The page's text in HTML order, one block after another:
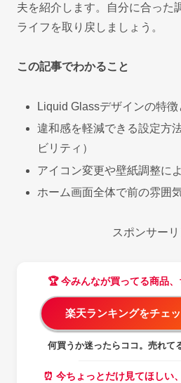
夫を紹介します。自分に合った
ライフを取り戻しましょう。
この記事でわかること
Liquid Glassデザインの特
違和感を軽減できる設定方
ビリティ）
アイコン変更や壁紙調整に
ホーム画面全体で前の雰囲
スポンサーリ
🏆 今みんなが買ってる商品
楽天ランキングをチェ
何買うか迷ったらココ。売れて
⏰ 今ちょっとだけ見てほしい